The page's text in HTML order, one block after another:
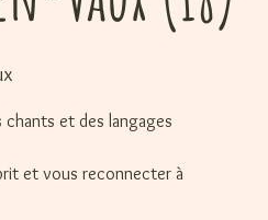
chants et des langages
et vous reconnecter à